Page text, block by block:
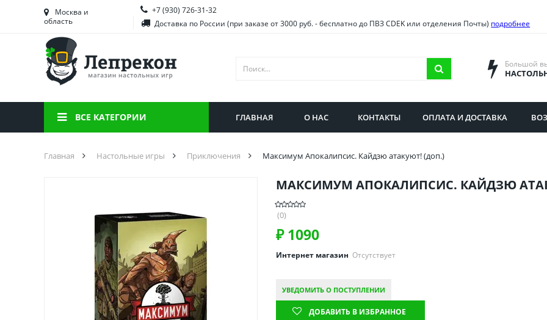
Башкортостан
Брянская область
Вологодская область
Воронежская область
Иркутская область
Саратовская область
Москва и
область
+7 (930) 726-31-32
Доставка по России (при заказе от 3000 руб. - бесплатно до ПВЗ CDEK или отделения Почты) подробнее
Большой
ВСЕ КАТЕГОРИИ ГЛАВНАЯ О НАС КОНТАКТЫ ОПЛАТА И ДОСТАВКА
Главная Настольные игры Приключения Максимум Апокалипсис. Кайдзю атакуют! (доп.)
МАКСИМУМ АПОКАЛИПСИС. КАЙДЗЮ
(0)
₽ 1090
Интернет магазин Отсутствует
УВЕДОМИТЬ О ПОСТУПЛЕНИИ
ДОБАВИТЬ В ИЗБРАННОЕ